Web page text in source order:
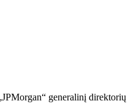
generalinį